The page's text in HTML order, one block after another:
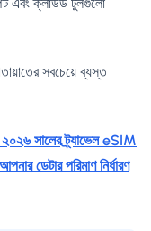
সবচেয়ে ব্যস্ত
সালের ট্র্যাভেল eSIM
ডেটার পরিমাণ নির্ধারণ